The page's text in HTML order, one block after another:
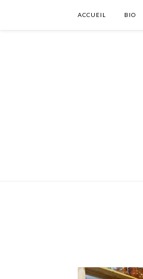
ACCUEIL BIO